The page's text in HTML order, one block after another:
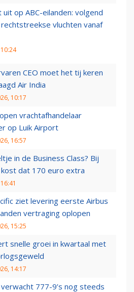
op ABC-eilanden: volgend
vluchten vanaf
CEO moet het tij keren
Air India
10:17
vrachtafhandelaar
op Luik Airport
16:57
in de Business Class? Bij
kost dat 170 euro extra
ziet levering eerste Airbus
vertraging oplopen
15:25
snelle groei in kwartaal met
14:17
777-9’s nog steeds